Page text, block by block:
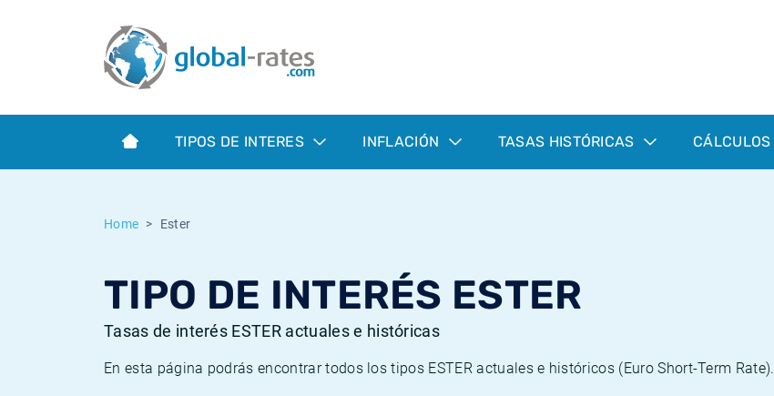
TIPOS DE INTERES INFLACIÓN TASAS HISTÓRICAS CÁLCULOS
Home Ester
TIPO DE INTERÉS ESTER
Tasas de interés ESTER actuales e históricas
En esta página podrás encontrar todos los tipos ESTER actuales e históricos (Euro Short-Term Rate).
Term SOFR
¿Qué es la inflación IPC?
¿Qué es la inflación IPCA?
Inflación Mexicano - IPC
Euribor - histórico
ESTER - histórico
Calculadora de inflación